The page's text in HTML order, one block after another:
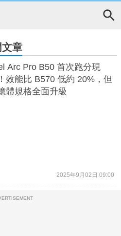
章
Arc Pro B50 首次跑分現
效能比 B570 低約 20%，但
體規格全面升級
2025年9月02日 09:00